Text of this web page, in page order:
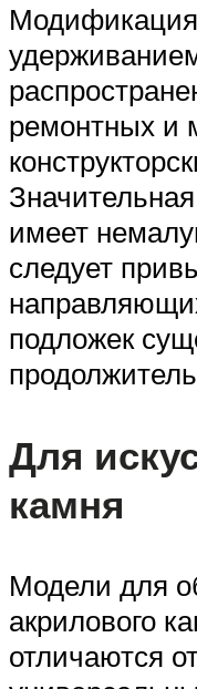
ремонтных и
имеет
следует
подложек
Для
камня
Модели для
акрилового
отличаются